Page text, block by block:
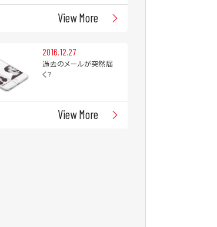
View More
2016.12.27
過去のメールが突然届
く？
View More